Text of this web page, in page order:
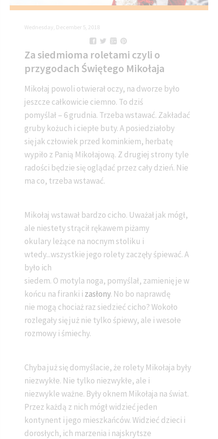
Wednesday, December 5, 2018
Za siedmioma roletami czyli o
przygodach Świętego Mikołaja
Mikołaj powoli otwierał oczy, na dworze było
jeszcze całkowicie ciemno. To dziś
pomyślał – 6 grudnia. Trzeba wstawać. Zakładać
gruby kożuch i ciepłe buty. A posiedziałoby
się jak człowiek przed kominkiem, herbatę
wypiło z Panią Mikołajową. Z drugiej strony tyle
radości będzie się oglądać przez cały dzień. Nie
ma co, trzeba wstawać.
Mikołaj wstawał bardzo cicho. Uważał jak mógł,
ale niestety strącił rękawem piżamy
okulary leżące na nocnym stoliku i
wtedy...wszystkie jego rolety zaczęły śpiewać. A
było ich
siedem. O motyla noga, pomyślał, zamienię je w
końcu na firanki i zasłony. No bo naprawdę
nie mogą chociaż raz siedzieć cicho? Wokoło
rozlegały się już nie tylko śpiewy, ale i wesołe
rozmowy i śmiechy.
Chyba już się domyślacie, że rolety Mikołaja były
niezwykłe. Nie tylko niezwykłe, ale i
niezwykle ważne. Były oknem Mikołaja na świat.
Przez każdą z nich mógł widzieć jeden
kontynent i jego mieszkańców. Widzieć dzieci i
dorosłych, ich marzenia i najskrytsze